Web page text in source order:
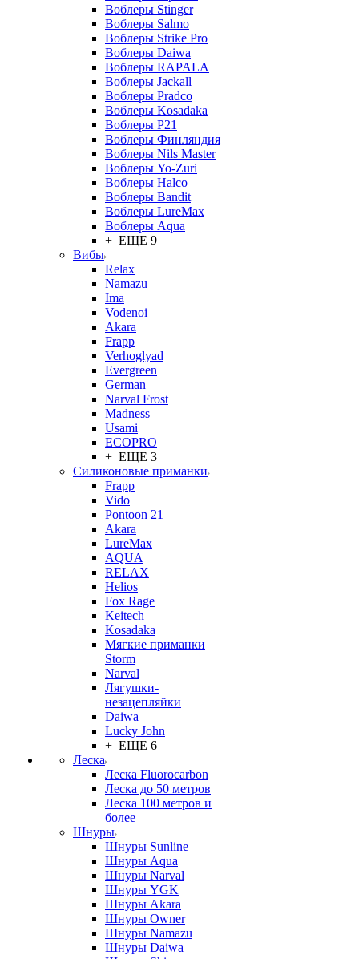
Воблеры Stinger
Воблеры Salmo
Воблеры Strike Pro
Воблеры Daiwa
Воблеры RAPALA
Воблеры Jackall
Воблеры Pradco
Воблеры Kosadaka
Воблеры P21
Воблеры Финляндия
Воблеры Nils Master
Воблеры Yo-Zuri
Воблеры Halco
Воблеры Bandit
Воблеры LureMax
Воблеры Aqua
+ ЕЩЕ 9
Вибы
Relax
Namazu
Ima
Vodenoi
Akara
Frapp
Verhoglyad
Evergreen
German
Narval Frost
Madness
Usami
ECOPRO
+ ЕЩЕ 3
Силиконовые приманки
Frapp
Vido
Pontoon 21
Akara
LureMax
AQUA
RELAX
Helios
Fox Rage
Keitech
Kosadaka
Мягкие приманки
Storm
Narval
Лягушки-
незацепляйки
Daiwa
Lucky John
+ ЕЩЕ 6
Леска
Леска Fluorocarbon
Леска до 50 метров
Леска 100 метров и
более
Шнуры
Шнуры Sunline
Шнуры Aqua
Шнуры Narval
Шнуры YGK
Шнуры Akara
Шнуры Owner
Шнуры Namazu
Шнуры Daiwa